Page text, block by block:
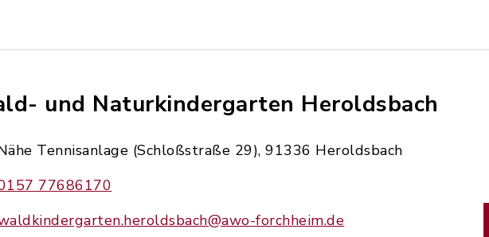
und Naturkindergarten Heroldsbach
Tennisanlage (Schloßstraße 29), 91336 Heroldsbach
77686170
forchheim.de